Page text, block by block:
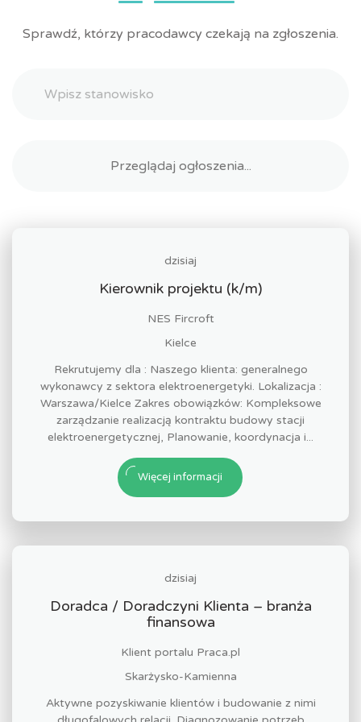
Sprawdź, którzy pracodawcy czekają na zgłoszenia.
dzisiaj
Kierownik projektu (k/m)
NES Fircroft
Kielce
Rekrutujemy dla : Naszego klienta: generalnego
wykonawcy z sektora elektroenergetyki. Lokalizacja :
Warszawa/Kielce Zakres obowiązków: Kompleksowe
zarządzanie realizacją kontraktu budowy stacji
elektroenergetycznej, Planowanie, koordynacja i...
Więcej informacji
dzisiaj
Doradca / Doradczyni Klienta – branża
finansowa
Klient portalu Praca.pl
Skarżysko-Kamienna
Aktywne pozyskiwanie klientów i budowanie z nimi